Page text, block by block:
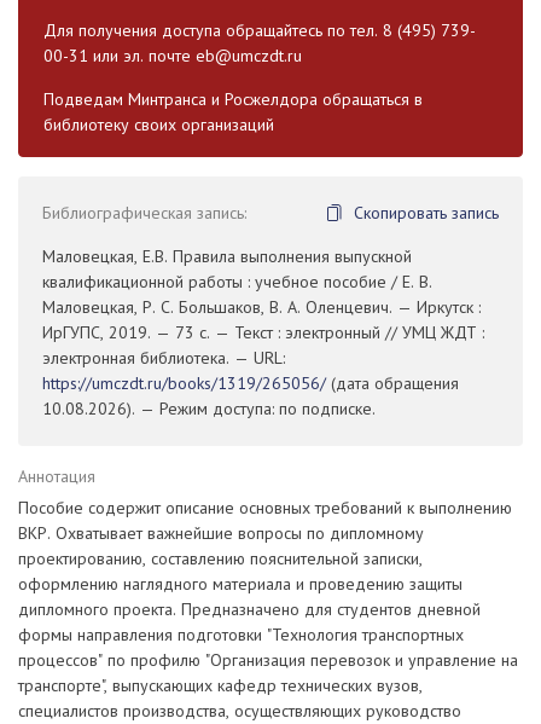
Для получения доступа обращайтесь по тел. 8 (495) 739-
00-31 или эл. почте eb@umczdt.ru
Подведам Минтранса и Росжелдора обращаться в
библиотеку своих организаций
Библиографическая запись:
Скопировать запись
Маловецкая, Е.В. Правила выполнения выпускной
квалификационной работы : учебное пособие / Е. В.
Маловецкая, Р. С. Большаков, В. А. Оленцевич. — Иркутск :
ИрГУПС, 2019. — 73 с. — Текст : электронный // УМЦ ЖДТ :
электронная библиотека. — URL:
https://umczdt.ru/books/1319/265056/(дата обращения
10.08.2026). — Режим доступа: по подписке.
Аннотация
Пособие содержит описание основных требований к выполнению
ВКР. Охватывает важнейшие вопросы по дипломному
проектированию, составлению пояснительной записки,
оформлению наглядного материала и проведению защиты
дипломного проекта. Предназначено для студентов дневной
формы направления подготовки "Технология транспортных
процессов" по профилю "Организация перевозок и управление на
транспорте", выпускающих кафедр технических вузов,
специалистов производства, осуществляющих руководство